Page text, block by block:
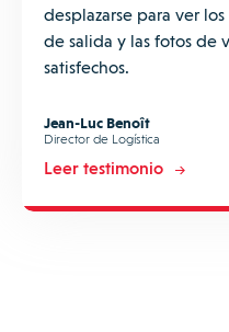
desplazarse para ver
de salida y las fotos de
satisfechos.
Jean-Luc Benoît
Director de Logística
Leer testimonio